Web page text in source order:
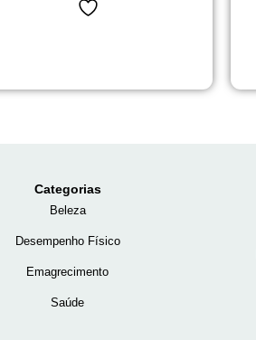
Categorias
Beleza
Desempenho Físico
Emagrecimento
Saúde